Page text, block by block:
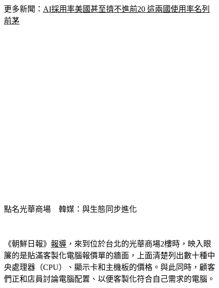
更多新聞： AI採用率美國甚至擠不進前20 這兩國使用率名列
前茅
點名光華商場　韓媒：與生態同步進化
《朝鮮日報》 報導 ，來到位於台北的光華商場2樓時，映入眼
簾的是貼滿客製化電腦報價單的牆面，上面清楚列出數十種中
央處理器（CPU）、顯示卡和主機板的價格。與此同時，顧客
們正和店員討論電腦配置、以便客製化符合自己需求的電腦。